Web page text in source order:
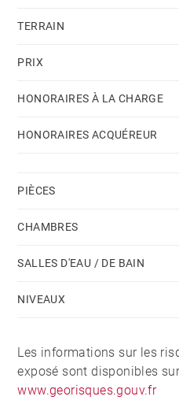
piscine chauffée 12m x 6m
TERRAIN
PRIX
HONORAIRES À LA CHARGE
HONORAIRES ACQUÉREUR
PIÈCES
CHAMBRES
SALLES D'EAU / DE BAIN
NIVEAUX
Les informations sur les
exposé sont disponibles
www.georisques.gouv.fr